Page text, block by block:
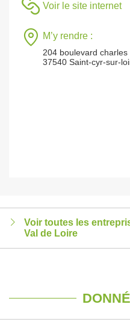
Voir le site internet
M’y rendre :
204 boulevard charles
37540 Saint-cyr-sur-
Voir toutes les
Val de Loire